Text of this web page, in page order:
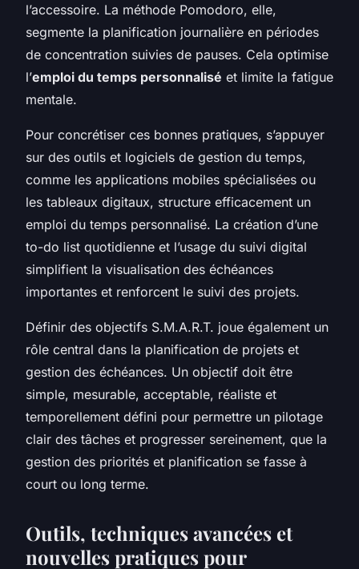
l’accessoire. La méthode Pomodoro, elle,
segmente la planification journalière en périodes
de concentration suivies de pauses. Cela optimise
l’emploi du temps personnalisé et limite la fatigue
mentale.
Pour concrétiser ces bonnes pratiques, s’appuyer
sur des outils et logiciels de gestion du temps,
comme les applications mobiles spécialisées ou
les tableaux digitaux, structure efficacement un
emploi du temps personnalisé. La création d’une
to-do list quotidienne et l’usage du suivi digital
simplifient la visualisation des échéances
importantes et renforcent le suivi des projets.
Définir des objectifs S.M.A.R.T. joue également un
rôle central dans la planification de projets et
gestion des échéances. Un objectif doit être
simple, mesurable, acceptable, réaliste et
temporellement défini pour permettre un pilotage
clair des tâches et progresser sereinement, que la
gestion des priorités et planification se fasse à
court ou long terme.
Outils, techniques avancées et
nouvelles pratiques pour